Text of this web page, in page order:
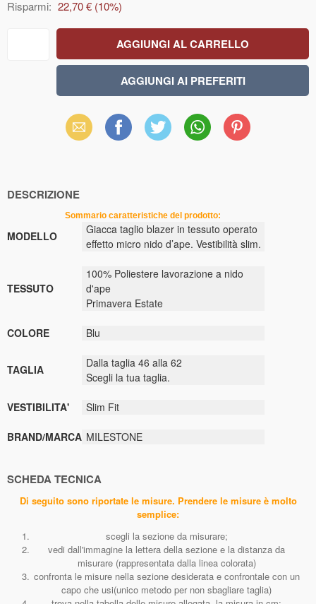
Risparmi: 22,70 € (10%)
Email Facebook X WhatsAppPinterest
DESCRIZIONE
Sommario caratteristiche del prodotto:
MODELLO
Giacca taglio blazer in tessuto operato
effetto micro nido d’ape. Vestibilità slim.
TESSUTO
100% Poliestere lavorazione a nido
d'ape
Primavera Estate
COLORE Blu
TAGLIA
Dalla taglia 46 alla 62
Scegli la tua taglia.
VESTIBILITA' Slim Fit
BRAND/MARCA MILESTONE
SCHEDA TECNICA
Di seguito sono riportate le misure. Prendere le misure è molto
semplice:
scegli la sezione da misurare;
vedi dall'immagine la lettera della sezione e la distanza da
misurare (rappresentata dalla linea colorata)
confronta le misure nella sezione desiderata e confrontale con un
capo che usi(unico metodo per non sbagliare taglia)